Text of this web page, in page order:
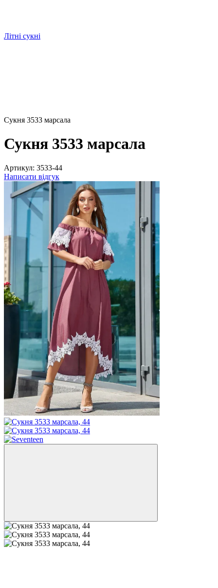
Літні сукні
Сукня 3533 марсала
Сукня 3533 марсала
Артикул: 3533-44
Написати відгук